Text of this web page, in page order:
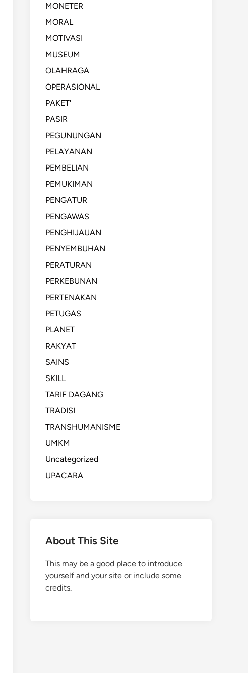
MONETER
MORAL
MOTIVASI
MUSEUM
OLAHRAGA
OPERASIONAL
PAKET'
PASIR
PEGUNUNGAN
PELAYANAN
PEMBELIAN
PEMUKIMAN
PENGATUR
PENGAWAS
PENGHIJAUAN
PENYEMBUHAN
PERATURAN
PERKEBUNAN
PERTENAKAN
PETUGAS
PLANET
RAKYAT
SAINS
SKILL
TARIF DAGANG
TRADISI
TRANSHUMANISME
UMKM
Uncategorized
UPACARA
About This Site
This may be a good place to introduce
yourself and your site or include some
credits.